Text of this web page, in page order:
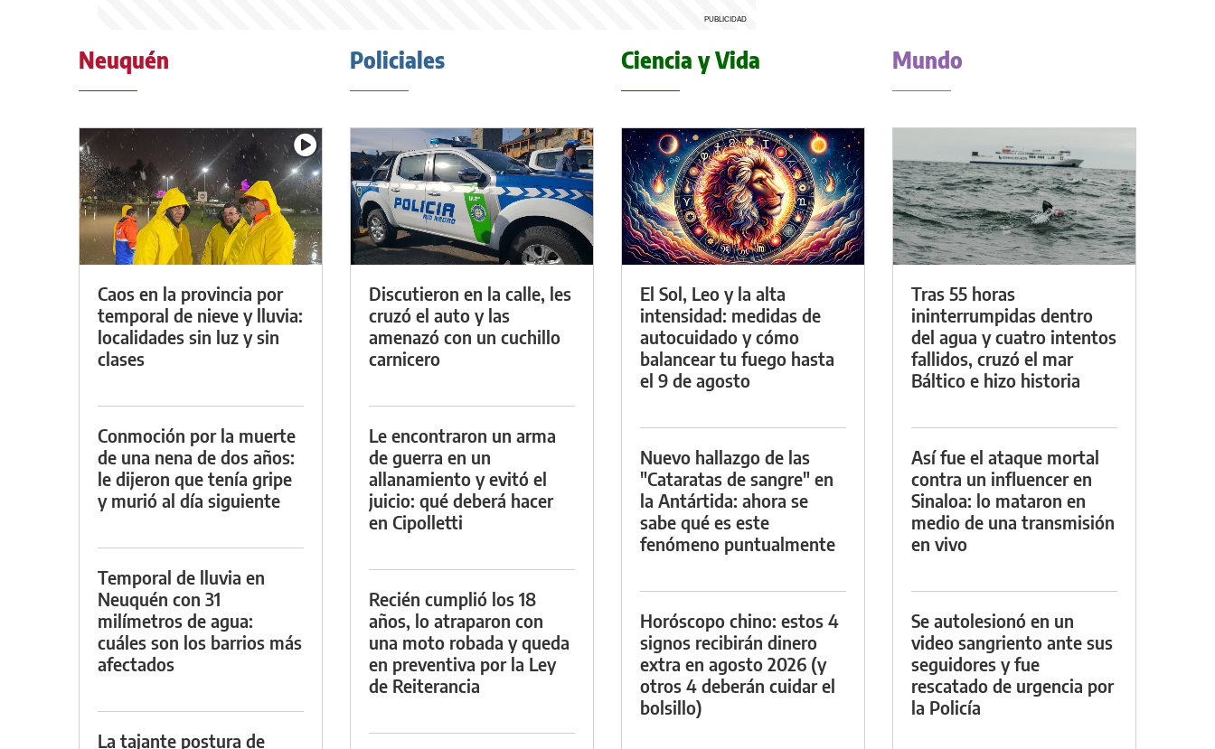
Neuquén
Caos en la provincia por
temporal de nieve y lluvia:
localidades sin luz y sin
clases
Conmoción por la muerte
de una nena de dos años:
le dijeron que tenía gripe
y murió al día siguiente
Temporal de lluvia en
Neuquén con 31
milímetros de agua:
cuáles son los barrios más
afectados
La tajante postura de
Policiales
Discutieron en la calle, les
cruzó el auto y las
amenazó con un cuchillo
carnicero
Le encontraron un arma
de guerra en un
allanamiento y evitó el
juicio: qué deberá hacer
en Cipolletti
Recién cumplió los 18
años, lo atraparon con
una moto robada y queda
en preventiva por la Ley
de Reiterancia
Ciencia y Vida
El Sol, Leo y la alta
intensidad: medidas de
autocuidado y cómo
balancear tu fuego hasta
el 9 de agosto
Nuevo hallazgo de las
"Cataratas de sangre" en
la Antártida: ahora se
sabe qué es este
fenómeno puntualmente
Horóscopo chino: estos 4
signos recibirán dinero
extra en agosto 2026 (y
otros 4 deberán cuidar el
bolsillo)
Mundo
Tras 55 horas
ininterrumpidas dentro
del agua y cuatro intentos
fallidos, cruzó el mar
Báltico e hizo historia
Así fue el ataque mortal
contra un influencer en
Sinaloa: lo mataron en
medio de una transmisión
en vivo
Se autolesionó en un
video sangriento ante sus
seguidores y fue
rescatado de urgencia por
la Policía